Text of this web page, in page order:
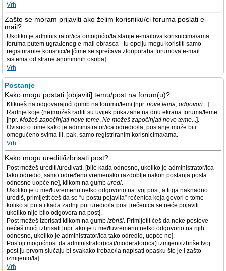
Vrh
Zašto se moram prijaviti ako želim korisniku/ci foruma poslati e-
mail?
Ukoliko je administrator/ica omogućio/la slanje e-mailova korisnicima/ama
foruma putem ugrađenog e-mail obrasca - tu opciju mogu koristiti samo
registrirani/e korisnici/e [čime se sprečava zlouporaba forumova e-mail
sistema od strane anonimnih osoba].
Vrh
Postanje
Kako mogu postati [objaviti] temu/post na forum(u)?
Klikneš na odgovarajući gumb na forumu/temi [npr. nova tema, odgovori...].
Radnje koje (ne)možeš raditi su uvijek prikazane na dnu ekrana foruma/teme
[npr. Možeš započinjati nove teme, Ne možeš započinjati nove teme...].
Ovisno o tome kako je administrator/ica odredio/la, postanje može biti
omogućeno svima ili, pak, samo registriranim korisnicima/ama.
Vrh
Kako mogu urediti/izbrisati post?
Post možeš urediti/uređivati, [bilo kada odnosno, ukoliko je administrator/ica
tako odredio, samo određeno vremensko razdoblje nakon postanja posta
odnosno uopće ne], klikom na gumb uredi.
Ukoliko je u međuvremenu netko odgovorio na tvoj post, a ti ga naknadno
urediš, primijetit ćeš da se “u postu pojavila” rečenica koja govori o tome
koliko si puta i kada zadnji put uredio/la post [rečenica se neće pojaviti
ukoliko nije bilo odgovora na post].
Post možeš izbrisati klikom na gumb izbriši. Primijetit ćeš da neke postove
nećeš moći izbrisati [npr. ako je u međuvremenu netko odgovorio na njih
odnosno, ukoliko je administrator/ica tako odredio, uopće ne].
Postoji mogućnost da administrator(ica)/moderator(ica) izmijeni/izbriše tvoj
post [u prvom slučaju bi svakako trebao/la napisati opasku što je i zašto
izmijenio/la].
Vrh